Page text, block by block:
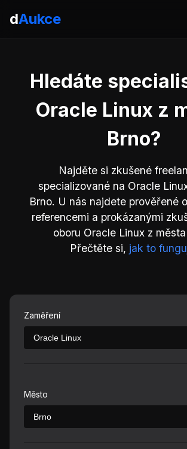
dAukce
Hledáte
Oracle Linux z
Brno?
Najděte si zkušené
specializované na Oracle
Brno. U nás najdete prověřené
referencemi a prokázanými
oboru Oracle Linux z
Přečtěte si, jak to
Zaměření
Město